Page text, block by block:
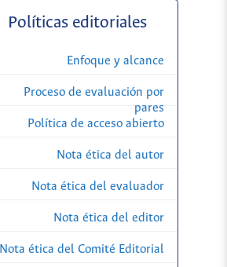
Políticas editoriales
Enfoque y alcance
Proceso de evaluación por
pares
Política de acceso abierto
Nota ética del autor
Nota ética del evaluador
Nota ética del editor
Nota ética del Comité Editorial